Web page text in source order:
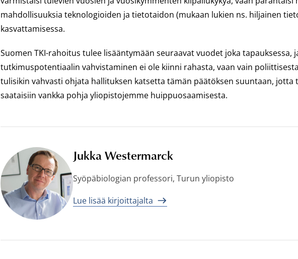
mahdollisuuksia teknologioiden ja tietotaidon (mukaan lukien ns. hiljainen
kasvattamisessa.
Suomen TKI-rahoitus tulee lisääntymään seuraavat vuodet joka tapauksessa,
tutkimuspotentiaalin vahvistaminen ei ole kiinni rahasta, vaan vain
tulisikin vahvasti ohjata hallituksen katsetta tämän päätöksen suuntaan,
saataisiin vankka pohja yliopistojemme huippuosaamisesta.
Jukka Westermarck
Syöpäbiologian professori, Turun yliopisto
Lue lisää kirjoittajalta